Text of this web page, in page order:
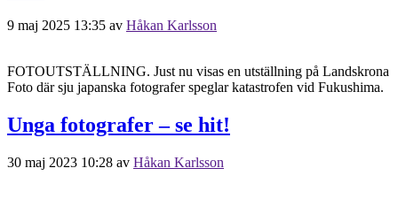
9 maj 2025 13:35 av Håkan Karlsson
FOTOUTSTÄLLNING. Just nu visas en utställning på Landskrona
Foto där sju japanska fotografer speglar katastrofen vid Fukushima.
Unga fotografer – se hit!
30 maj 2023 10:28 av Håkan Karlsson